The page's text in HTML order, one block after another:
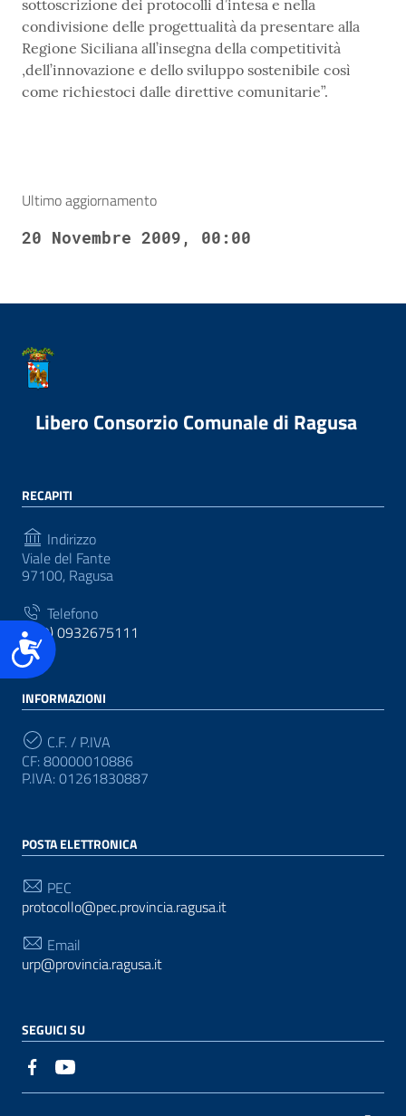
Accessibilità
sottoscrizione dei protocolli d’intesa e nella
condivisione delle progettualità da presentare alla
Regione Siciliana all’insegna della competitività
,dell’innovazione e dello sviluppo sostenibile così
come richiestoci dalle direttive comunitarie”.
Ultimo aggiornamento
20 Novembre 2009, 00:00
Libero Consorzio Comunale di Ragusa
RECAPITI
Indirizzo
Viale del Fante
97100, Ragusa
Telefono
(+39) 0932675111
INFORMAZIONI
C.F. / P.IVA
CF: 80000010886
P.IVA: 01261830887
POSTA ELETTRONICA
PEC
protocollo@pec.provincia.ragusa.it
Email
urp@provincia.ragusa.it
SEGUICI SU